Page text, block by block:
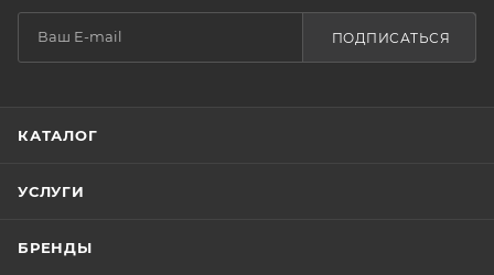
ПОДПИСАТЬСЯ
КАТАЛОГ
УСЛУГИ
БРЕНДЫ